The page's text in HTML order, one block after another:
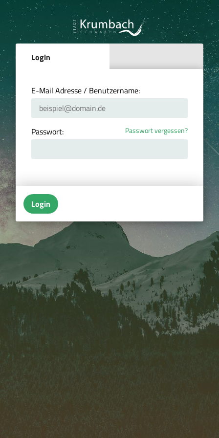
Login
E-Mail Adresse / Benutzername:
Passwort: Passwort vergessen?
Login